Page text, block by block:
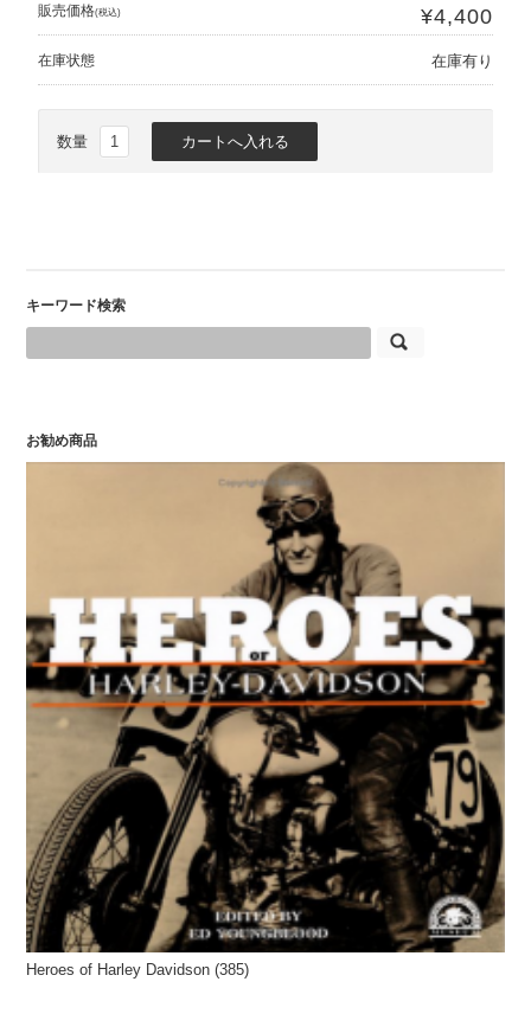
販売価格(税込) ¥4,400
在庫状態 在庫有り
数量
キーワード検索
お勧め商品
Heroes of Harley Davidson (385)